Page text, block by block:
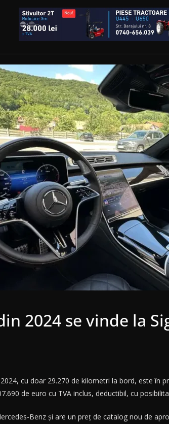
2024 se vinde la
cu doar 29.270 de kilometri la bord, este în
de euro cu TVA inclus, deductibil, cu
Benz și are un preț de catalog nou de